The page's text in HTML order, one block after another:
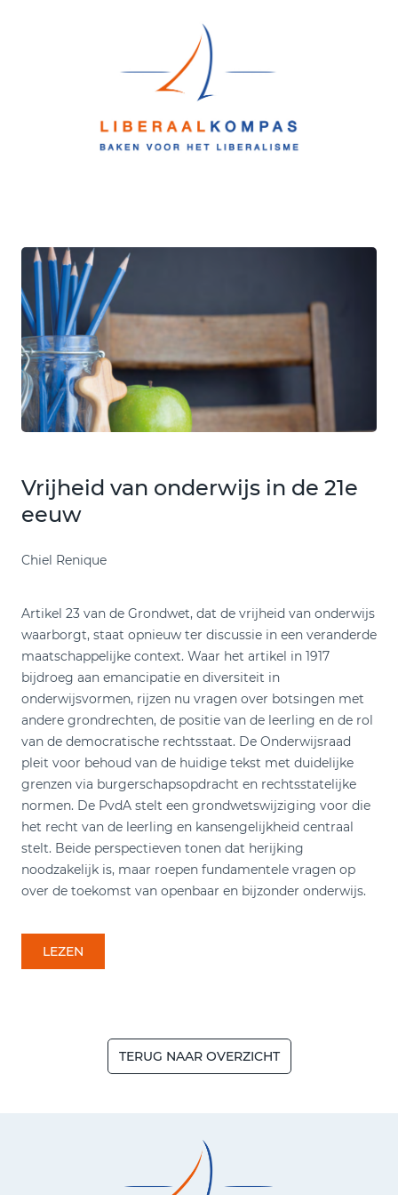
Vrijheid van onderwijs in de 21e
eeuw
Chiel Renique
Artikel 23 van de Grondwet, dat de vrijheid van onderwijs
waarborgt, staat opnieuw ter discussie in een veranderde
maatschappelijke context. Waar het artikel in 1917
bijdroeg aan emancipatie en diversiteit in
onderwijsvormen, rijzen nu vragen over botsingen met
andere grondrechten, de positie van de leerling en de rol
van de democratische rechtsstaat. De Onderwijsraad
pleit voor behoud van de huidige tekst met duidelijke
grenzen via burgerschapsopdracht en rechtsstatelijke
normen. De PvdA stelt een grondwetswijziging voor die
het recht van de leerling en kansengelijkheid centraal
stelt. Beide perspectieven tonen dat herijking
noodzakelijk is, maar roepen fundamentele vragen op
over de toekomst van openbaar en bijzonder onderwijs.
LEZEN
TERUG NAAR OVERZICHT